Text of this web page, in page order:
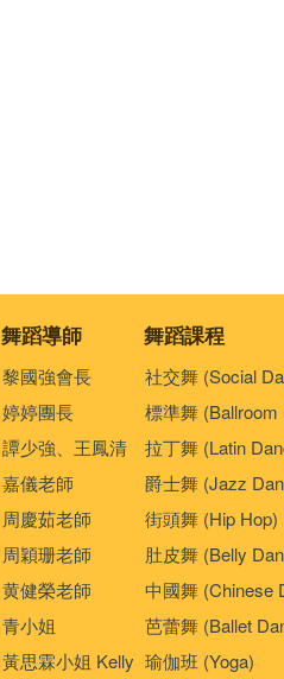
舞蹈導師 舞蹈課程
黎國強會長
婷婷團長
譚少強、王鳳清
嘉儀老師
周慶茹老師
周穎珊老師
黄健榮老師
青小姐
黃思霖小姐 Kelly
社交舞 (Social
標準舞 (Ballroom
拉丁舞 (Latin
爵士舞 (Jazz
街頭舞 (Hip Hop)
肚皮舞 (Belly
中國舞 (Chinese
芭蕾舞 (Ballet
瑜伽班 (Yoga)